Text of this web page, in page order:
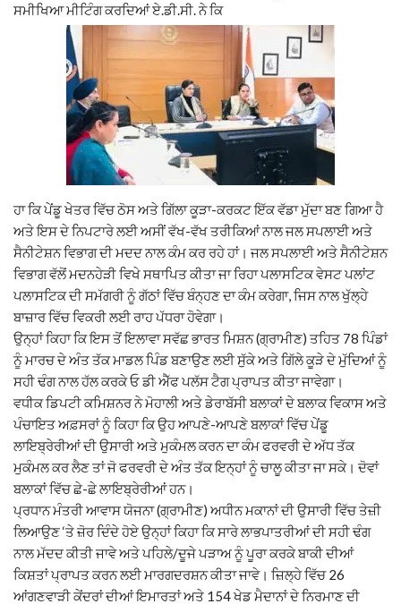
ਸਮੀਖਿਆ ਮੀਟਿੰਗ ਕਰਦਿਆਂ ਏ.ਡੀ.ਸੀ. ਨੇ ਕਿ
ਹਾ ਕਿ ਪੇਂਡੂ ਖੇਤਰ ਵਿੱਚ ਠੋਸ ਅਤੇ ਗਿੱਲਾ ਕੂੜਾ-ਕਰਕਟ ਇੱਕ ਵੱਡਾ ਮੁੱਦਾ ਬਣ ਗਿਆ ਹੈ
ਅਤੇ ਇਸ ਦੇ ਨਿਪਟਾਰੇ ਲਈ ਅਸੀਂ ਵੱਖ-ਵੱਖ ਤਰੀਕਿਆਂ ਨਾਲ ਜਲ ਸਪਲਾਈ ਅਤੇ
ਸੈਨੀਟੇਸ਼ਨ ਵਿਭਾਗ ਦੀ ਮਦਦ ਨਾਲ ਕੰਮ ਕਰ ਰਹੇ ਹਾਂ। ਜਲ ਸਪਲਾਈ ਅਤੇ ਸੈਨੀਟੇਸ਼ਨ
ਵਿਭਾਗ ਵੱਲੋਂ ਮਦਨਹੇੜੀ ਵਿਖੇ ਸਥਾਪਿਤ ਕੀਤਾ ਜਾ ਰਿਹਾ ਪਲਾਸਟਿਕ ਵੇਸਟ ਪਲਾਂਟ
ਪਲਾਸਟਿਕ ਦੀ ਸਮੱਗਰੀ ਨੂੰ ਗੱਠਾਂ ਵਿੱਚ ਬੰਨ੍ਹਣ ਦਾ ਕੰਮ ਕਰੇਗਾ, ਜਿਸ ਨਾਲ ਖੁੱਲ੍ਹੇ
ਬਾਜ਼ਾਰ ਵਿੱਚ ਵਿਕਰੀ ਲਈ ਰਾਹ ਪੱਧਰਾ ਹੋਵੇਗਾ।
ਉਨ੍ਹਾਂ ਕਿਹਾ ਕਿ ਇਸ ਤੋਂ ਇਲਾਵਾ ਸਵੱਛ ਭਾਰਤ ਮਿਸ਼ਨ (ਗ੍ਰਾਮੀਣ) ਤਹਿਤ 78 ਪਿੰਡਾਂ
ਨੂੰ ਮਾਰਚ ਦੇ ਅੰਤ ਤੱਕ ਮਾਡਲ ਪਿੰਡ ਬਣਾਉਣ ਲਈ ਸੁੱਕੇ ਅਤੇ ਗਿੱਲੇ ਕੂੜੇ ਦੇ ਮੁੱਦਿਆਂ ਨੂੰ
ਸਹੀ ਢੰਗ ਨਾਲ ਹੱਲ ਕਰਕੇ ਓ ਡੀ ਐੱਫ ਪਲੱਸ ਟੈਗ ਪ੍ਰਾਪਤ ਕੀਤਾ ਜਾਵੇਗਾ।
ਵਧੀਕ ਡਿਪਟੀ ਕਮਿਸ਼ਨਰ ਨੇ ਮੋਹਾਲੀ ਅਤੇ ਡੇਰਾਬੱਸੀ ਬਲਾਕਾਂ ਦੇ ਬਲਾਕ ਵਿਕਾਸ ਅਤੇ
ਪੰਚਾਇਤ ਅਫ਼ਸਰਾਂ ਨੂੰ ਕਿਹਾ ਕਿ ਉਹ ਆਪਣੇ-ਆਪਣੇ ਬਲਾਕਾਂ ਵਿੱਚ ਪੇਂਡੂ
ਲਾਇਬ੍ਰੇਰੀਆਂ ਦੀ ਉਸਾਰੀ ਅਤੇ ਮੁਕੰਮਲ ਕਰਨ ਦਾ ਕੰਮ ਫਰਵਰੀ ਦੇ ਅੱਧ ਤੱਕ
ਮੁਕੰਮਲ ਕਰ ਲੈਣ ਤਾਂ ਜੋ ਫਰਵਰੀ ਦੇ ਅੰਤ ਤੱਕ ਇਨ੍ਹਾਂ ਨੂੰ ਚਾਲੂ ਕੀਤਾ ਜਾ ਸਕੇ। ਦੋਵਾਂ
ਬਲਾਕਾਂ ਵਿੱਚ ਛੇ-ਛੇ ਲਾਇਬ੍ਰੇਰੀਆਂ ਹਨ।
ਪ੍ਰਧਾਨ ਮੰਤਰੀ ਆਵਾਸ ਯੋਜਨਾ (ਗ੍ਰਾਮੀਣ) ਅਧੀਨ ਮਕਾਨਾਂ ਦੀ ਉਸਾਰੀ ਵਿੱਚ ਤੇਜ਼ੀ
ਲਿਆਉਣ ‘ਤੇ ਜ਼ੋਰ ਦਿੰਦੇ ਹੋਏ ਉਨ੍ਹਾਂ ਕਿਹਾ ਕਿ ਸਾਰੇ ਲਾਭਪਾਤਰੀਆਂ ਦੀ ਸਹੀ ਢੰਗ
ਨਾਲ ਮੱਦਦ ਕੀਤੀ ਜਾਵੇ ਅਤੇ ਪਹਿਲੇ/ਦੂਜੇ ਪੜਾਅ ਨੂੰ ਪੂਰਾ ਕਰਕੇ ਬਾਕੀ ਦੀਆਂ
ਕਿਸ਼ਤਾਂ ਪ੍ਰਾਪਤ ਕਰਨ ਲਈ ਮਾਰਗਦਰਸ਼ਨ ਕੀਤਾ ਜਾਵੇ। ਜ਼ਿਲ੍ਹੇ ਵਿੱਚ 26
ਆਂਗਣਵਾੜੀ ਕੇਂਦਰਾਂ ਦੀਆਂ ਇਮਾਰਤਾਂ ਅਤੇ 154 ਖੇਡ ਮੈਦਾਨਾਂ ਦੇ ਨਿਰਮਾਣ ਦੀ